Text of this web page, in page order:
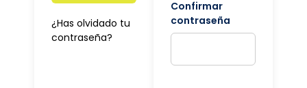
¿Has olvidado tu
contraseña?
Confirmar
contraseña